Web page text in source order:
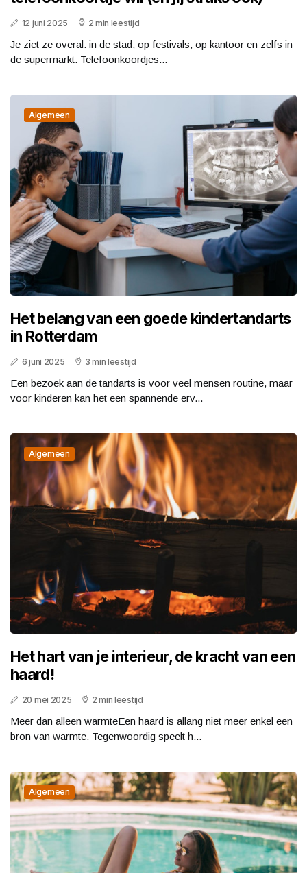
12 juni 2025 2 min leestijd
Je ziet ze overal: in de stad, op festivals, op kantoor en zelfs in
de supermarkt. Telefoonkoordjes...
Algemeen
Het belang van een goede kindertandarts
in Rotterdam
6 juni 2025 3 min leestijd
Een bezoek aan de tandarts is voor veel mensen routine, maar
voor kinderen kan het een spannende erv...
Algemeen
Het hart van je interieur, de kracht van een
haard!
20 mei 2025 2 min leestijd
Meer dan alleen warmteEen haard is allang niet meer enkel een
bron van warmte. Tegenwoordig speelt h...
Algemeen